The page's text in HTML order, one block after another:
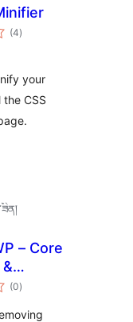
(4གདེང་
འཇོག་
)
your
CSS
– Core
(0གདེང་
འཇོག་
ཚང་།
)